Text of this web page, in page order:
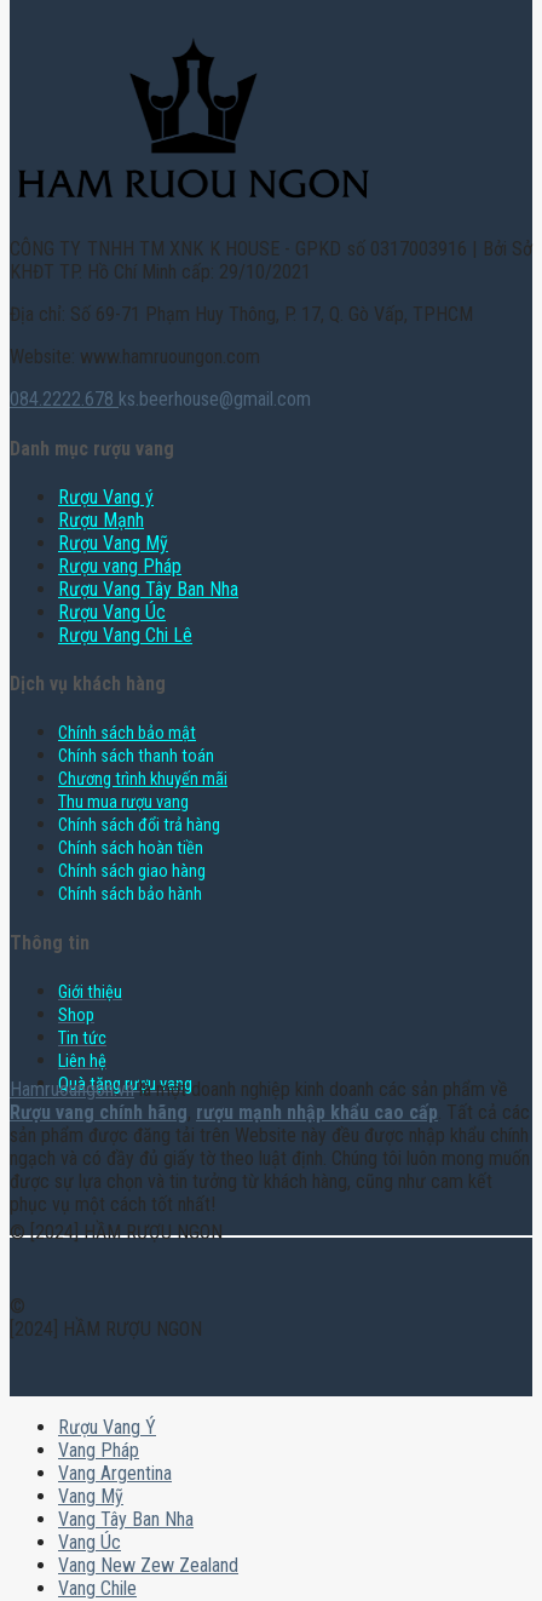
CÔNG TY TNHH TM XNK K HOUSE - GPKD số 0317003916 | Bởi Sở
KHĐT TP. Hồ Chí Minh cấp: 29/10/2021
Địa chỉ: Số 69-71 Phạm Huy Thông, P. 17, Q. Gò Vấp, TPHCM
Website: www.hamruoungon.com
084.2222.678 ks.beerhouse@gmail.com
Danh mục rượu vang
Rượu Vang ý
Rượu Mạnh
Rượu Vang Mỹ
Rượu vang Pháp
Rượu Vang Tây Ban Nha
Rượu Vang Úc
Rượu Vang Chi Lê
Dịch vụ khách hàng
Chính sách bảo mật
Chính sách thanh toán
Chương trình khuyến mãi
Thu mua rượu vang
Chính sách đổi trả hàng
Chính sách hoàn tiền
Chính sách giao hàng
Chính sách bảo hành
Thông tin
Giới thiệu
Shop
Tin tức
Liên hệ
Quà tặng rượu vang
Hamruoungon.vnlà một doanh nghiệp kinh doanh các sản phẩm về
Rượu vang chính hãng, rượu mạnh nhập khẩu cao cấp. Tất cả các
sản phẩm được đăng tải trên Website này đều được nhập khẩu chính
ngạch và có đầy đủ giấy tờ theo luật định. Chúng tôi luôn mong muốn
được sự lựa chọn và tin tưởng từ khách hàng, cũng như cam kết
phục vụ một cách tốt nhất!
© [2024] HẦM RƯỢU NGON
©
[2024] HẦM RƯỢU NGON
Rượu Vang Ý
Vang Pháp
Vang Argentina
Vang Mỹ
Vang Tây Ban Nha
Vang Úc
Vang New Zew Zealand
Vang Chile